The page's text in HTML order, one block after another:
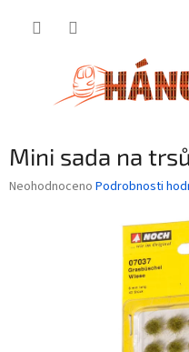
Mini sada na
Průměrné
Neohodnoceno Podrobnosti